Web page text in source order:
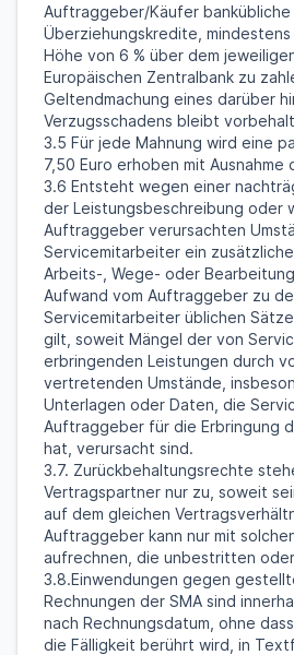
Auftraggeber/Käufer bankübliche
Überziehungskredite,
Höhe von 6 % über dem
Europäischen Zentralbank zu
Geltendmachung eines darüber
Verzugsschadens bleibt
3.5 Für jede Mahnung wird eine
7,50 Euro erhoben mit Ausnahme
3.6 Entsteht wegen einer
der Leistungsbeschreibung oder
Auftraggeber verursachten
Servicemitarbeiter ein
Arbeits-, Wege- oder
Aufwand vom Auftraggeber zu
Servicemitarbeiter üblichen
gilt, soweit Mängel der von
erbringenden Leistungen durch
vertretenden Umstände,
Unterlagen oder Daten, die
Auftraggeber für die Erbringung
hat, verursacht sind.
3.7. Zurückbehaltungsrechte
Vertragspartner nur zu, soweit
auf dem gleichen
Auftraggeber kann nur mit
aufrechnen, die unbestritten
3.8.Einwendungen gegen
Rechnungen der SMA sind
nach Rechnungsdatum, ohne
die Fälligkeit berührt wird, in